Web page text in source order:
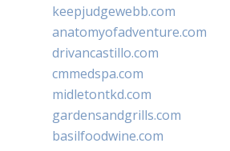
keepjudgewebb.com
anatomyofadventure.com
drivancastillo.com
cmmedspa.com
midletontkd.com
gardensandgrills.com
basilfoodwine.com